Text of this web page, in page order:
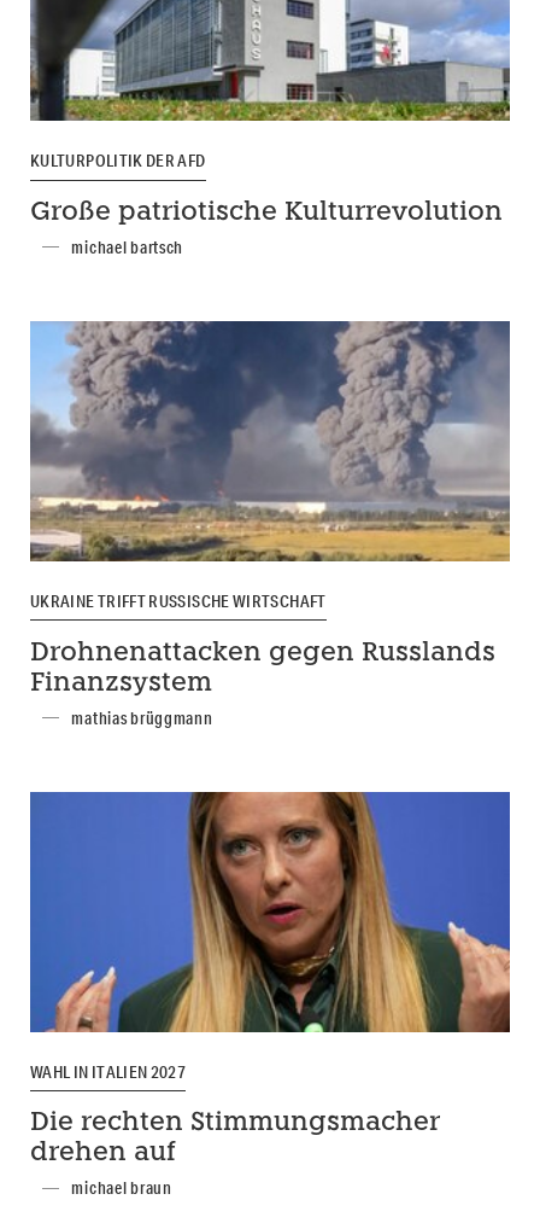
KULTURPOLITIK DER AFD
Große patriotische Kulturrevolution
michael bartsch
UKRAINE TRIFFT RUSSISCHE WIRTSCHAFT
Drohnenattacken gegen Russlands
Finanzsystem
mathias brüggmann
WAHL IN ITALIEN 2027
Die rechten Stimmungsmacher
drehen auf
michael braun